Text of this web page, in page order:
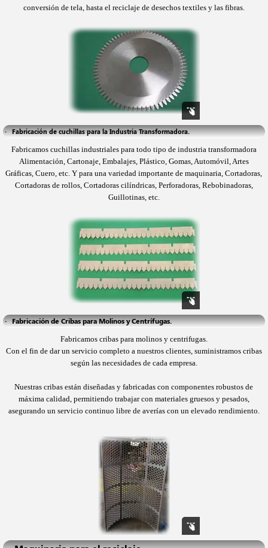
conversión de tela, hasta el reciclaje de desechos textiles y las fibras.
·   Fabricación de cuchillas para la Industria Transformadora.
Fabricamos cuchillas industriales para todo tipo de industria transformadora
Alimentación, Cartonaje, Embalajes, Plástico, Gomas, Automóvil, Artes
Gráficas, Cuero, etc. Y para una variedad importante de maquinaria, Cortadoras,
Cortadoras de rollos, Cortadoras cilíndricas, Perforadoras, Rebobinadoras,
Guillotinas, etc.
·   Fabricación de Cribas para Molinos y Centrífugas.
Fabricamos cribas para molinos y centrifugas.
Con el fin de dar un servicio completo a nuestros clientes, suministramos cribas
según las necesidades de cada empresa.
Nuestras cribas están diseñadas y fabricadas con componentes robustos de
máxima calidad, permitiendo trabajar con materiales gruesos y pesados,
asegurando un servicio continuo libre de averías con un elevado rendimiento.